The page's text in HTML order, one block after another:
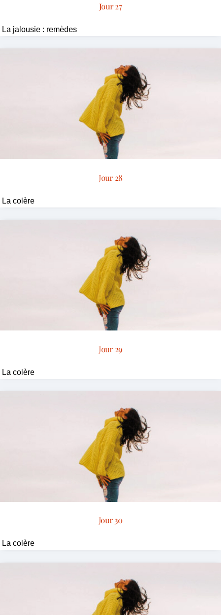
Jour 27
La jalousie : remèdes
Jour 28
La colère
Jour 29
La colère
Jour 30
La colère